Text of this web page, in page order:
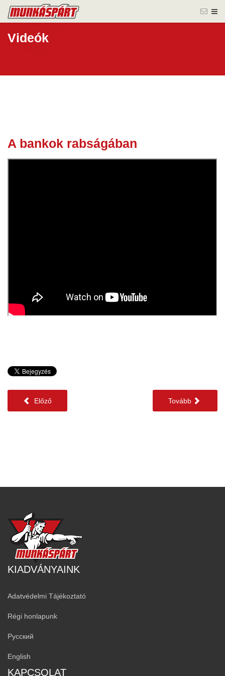
Videók
A bankok rabságában
Előző Tovább
KIADVÁNYAINK
Adatvédelmi Tájékoztató
Régi honlapunk
Русский
English
KAPCSOLAT